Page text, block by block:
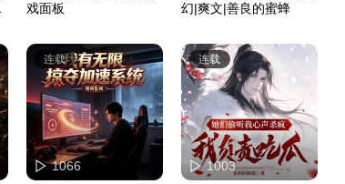
戏面板
幻|爽文|善良的蜜蜂
连载
1066
连载
1003